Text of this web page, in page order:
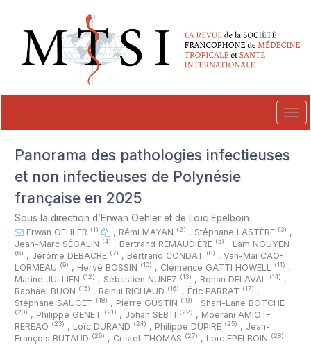
##plugins.themes.novelty.accessible_menu.main_navigation##
##plugins.themes.novelty.accessible_menu.main_content##
##plugins.themes.novelty.accessible_menu.sidebar##
Panorama des pathologies infectieuses
et non infectieuses de Polynésie
française en 2025
Sous la direction d’Erwan Oehler et de Loïc Epelboin
Erwan OEHLER (1) , Rémi MAYAN (2) , Stéphane LASTÈRE (3) ,
Jean-Marc SÉGALIN (4) , Bertrand REMAUDIÈRE (5) , Lam NGUYEN
(6) , Jérôme DEBACRE (7) , Bertrand CONDAT (8) , Van-Mai CAO-
LORMEAU (9) , Hervé BOSSIN (10) , Clémence GATTI HOWELL (11) ,
Marine JULLIEN (12) , Sébastien NUNEZ (13) , Ronan DELAVAL (14) ,
Raphaël BUON (15) , Rainui RICHAUD (16) , Éric PARRAT (17) ,
Stéphane SAUGET (18) , Pierre GUSTIN (19) , Shari-Lane BOTCHE
(20) , Philippe GENET (21) , Johan SEBTI (22) , Moerani AMIOT-
REREAO (23) , Loïc DURAND (24) , Philippe DUPIRE (25) , Jean-
François BUTAUD (26) , Cristel THOMAS (27) , Loïc EPELBOIN (28)